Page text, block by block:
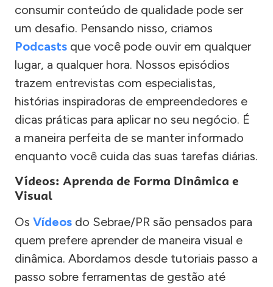
consumir conteúdo de qualidade pode ser
um desafio. Pensando nisso, criamos
Podcasts que você pode ouvir em qualquer
lugar, a qualquer hora. Nossos episódios
trazem entrevistas com especialistas,
histórias inspiradoras de empreendedores e
dicas práticas para aplicar no seu negócio. É
a maneira perfeita de se manter informado
enquanto você cuida das suas tarefas diárias.
Vídeos: Aprenda de Forma Dinâmica e
Visual
Os Vídeos do Sebrae/PR são pensados para
quem prefere aprender de maneira visual e
dinâmica. Abordamos desde tutoriais passo a
passo sobre ferramentas de gestão até